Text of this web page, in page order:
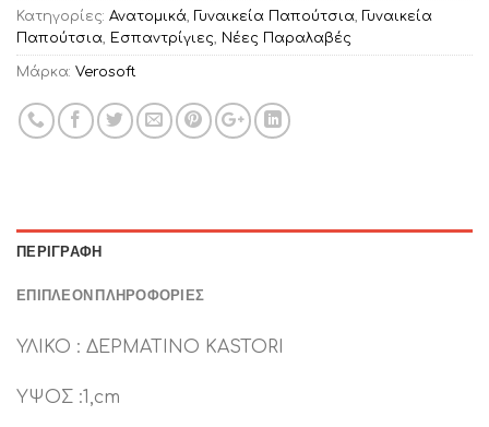
Κατηγορίες: Ανατομικά, Γυναικεία Παπούτσια, Γυναικεία
Παπούτσια, Εσπαντρίγιες, Νέες Παραλαβές
Μάρκα: Verosoft
ΠΕΡΙΓΡΑΦΉ
ΕΠΙΠΛΈΟΝ ΠΛΗΡΟΦΟΡΊΕΣ
ΥΛΙΚΟ : ΔΕΡΜΑΤΙΝΟ KASTORI
ΥΨΟΣ :1,cm